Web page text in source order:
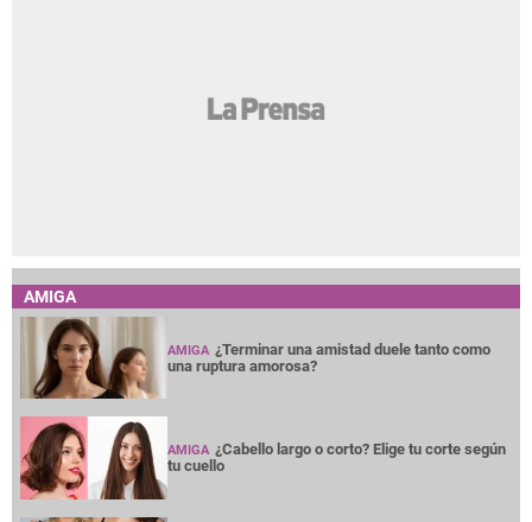
AMIGA
AMIGA ¿Terminar una amistad duele tanto como
una ruptura amorosa?
AMIGA ¿Cabello largo o corto? Elige tu corte según
tu cuello